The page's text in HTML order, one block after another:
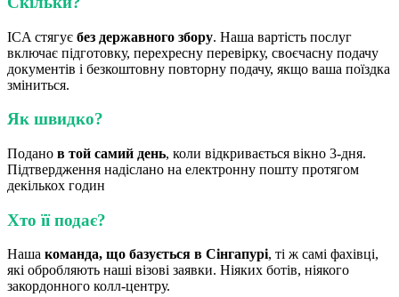
ICA стягує без державного збору. Наша вартість послуг
включає підготовку, перехресну перевірку, своєчасну подачу
документів і безкоштовну повторну подачу, якщо ваша поїздка
зміниться.
Як швидко?
Подано в той самий день, коли відкривається вікно 3-дня.
Підтвердження надіслано на електронну пошту протягом
декількох годин
Хто її подає?
Наша команда, що базується в Сінгапурі, ті ж самі фахівці,
які обробляють наші візові заявки. Ніяких ботів, ніякого
закордонного колл-центру.